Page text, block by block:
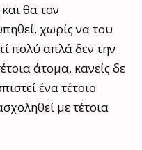
θα τον
χωρίς να του
πολύ απλά δεν την
άτομα, κανείς δε
ένα τέτοιο
με τέτοια